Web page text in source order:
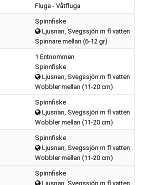
Fluga - Våtfluga
Spinnfiske
Ljusnan, Svegssjön m fl vatten
Spinnare mellan (6-12 gr)
1 Entnommen
Spinnfiske
Ljusnan, Svegssjön m fl vatten
Wobbler mellan (11-20 cm)
Spinnfiske
Ljusnan, Svegssjön m fl vatten
Wobbler mellan (11-20 cm)
Spinnfiske
Ljusnan, Svegssjön m fl vatten
Wobbler mellan (11-20 cm)
Spinnfiske
Ljusnan, Svegssjön m fl vatten